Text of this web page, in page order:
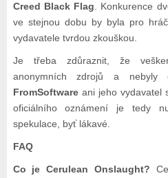
Creed Black Flag . Konkurence
ve stejnou dobu by byla pro
vydavatele tvrdou zkouškou.
Je třeba zdůraznit, že
anonymních zdrojů a nebyly
FromSoftwareani jeho vydavatel
oficiálního oznámení je tedy
spekulace, byť lákavé.
FAQ
Co je Cerulean Onslaught?